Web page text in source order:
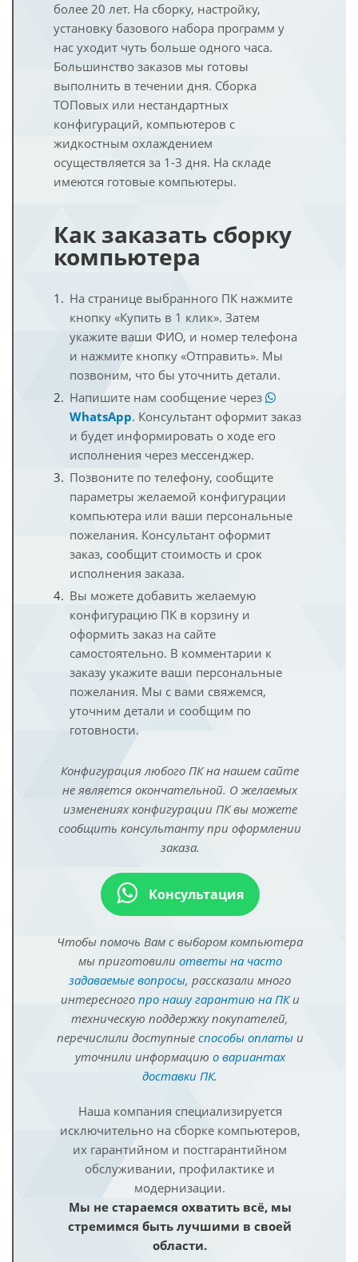
более 20 лет. На сборку, настройку,
установку базового набора программ у
нас уходит чуть больше одного часа.
Большинство заказов мы готовы
выполнить в течении дня. Сборка
ТОПовых или нестандартных
конфигураций, компьютеров с
жидкостным охлаждением
осуществляется за 1-3 дня. На складе
имеются готовые компьютеры.
Как заказать сборку
компьютера
На странице выбранного ПК нажмите
кнопку «Купить в 1 клик». Затем
укажите ваши ФИО, и номер телефона
и нажмите кнопку «Отправить». Мы
позвоним, что бы уточнить детали.
Напишите нам сообщение через
WhatsApp. Консультант оформит заказ
и будет информировать о ходе его
исполнения через мессенджер.
Позвоните по телефону, сообщите
параметры желаемой конфигурации
компьютера или ваши персональные
пожелания. Консультант оформит
заказ, сообщит стоимость и срок
исполнения заказа.
Вы можете добавить желаемую
конфигурацию ПК в корзину и
оформить заказ на сайте
самостоятельно. В комментарии к
заказу укажите ваши персональные
пожелания. Мы с вами свяжемся,
уточним детали и сообщим по
готовности.
Конфигурация любого ПК на нашем сайте
не является окончательной. О желаемых
изменениях конфигурации ПК вы можете
сообщить консультанту при оформлении
заказа.
Консультация
Чтобы помочь Вам с выбором компьютера
мы приготовили ответы на часто
задаваемые вопросы, рассказали много
интересного про нашу гарантию на ПКи
техническую поддержку покупателей,
перечислили доступные способы оплатыи
уточнили информацию о вариантах
доставки ПК.
Наша компания специализируется
исключительно на сборке компьютеров,
их гарантийном и постгарантийном
обслуживании, профилактике и
модернизации.
Мы не стараемся охватить всё, мы
стремимся быть лучшими в своей
области.